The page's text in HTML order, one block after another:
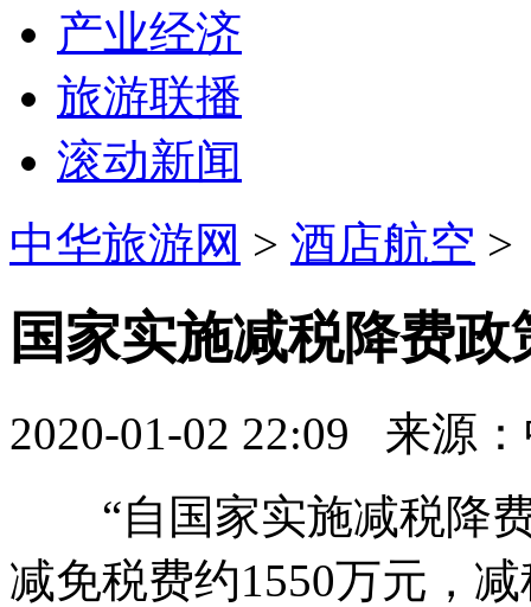
产业经济
旅游联播
滚动新闻
中华旅游网 > 酒店航空 >
国家实施减税降费
2020-01-02 22:09
来源
“自国家实施减税降费
减免税费约1550万元，